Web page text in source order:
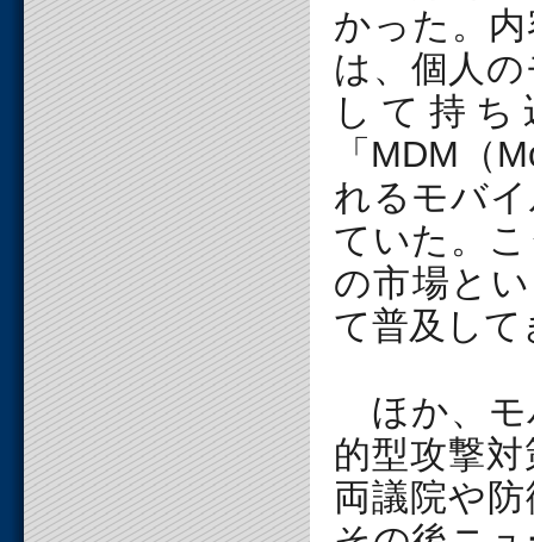
かった。
は、個人
して持ち
「MDM（
れるモバ
ていた。
の市場と
て普及し
ほか、モ
的型攻撃
両議院や